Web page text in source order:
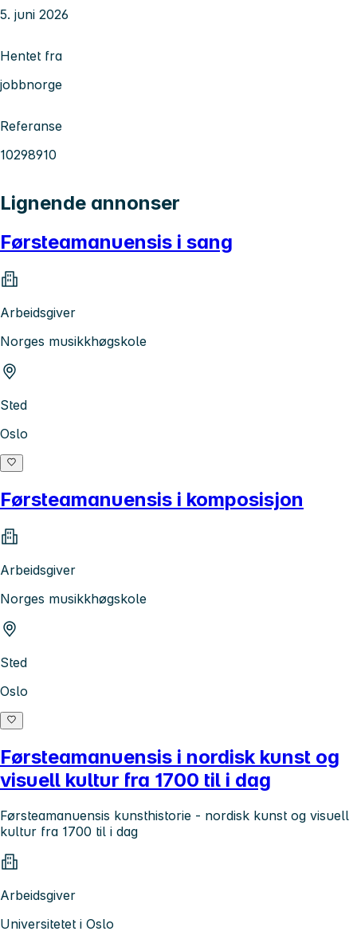
5. juni 2026
Hentet fra
jobbnorge
Referanse
10298910
Lignende annonser
Førsteamanuensis i sang
Arbeidsgiver
Norges musikkhøgskole
Sted
Oslo
Førsteamanuensis i komposisjon
Arbeidsgiver
Norges musikkhøgskole
Sted
Oslo
Førsteamanuensis i nordisk kunst og
visuell kultur fra 1700 til i dag
Førsteamanuensis kunsthistorie - nordisk kunst og visuell
kultur fra 1700 til i dag
Arbeidsgiver
Universitetet i Oslo